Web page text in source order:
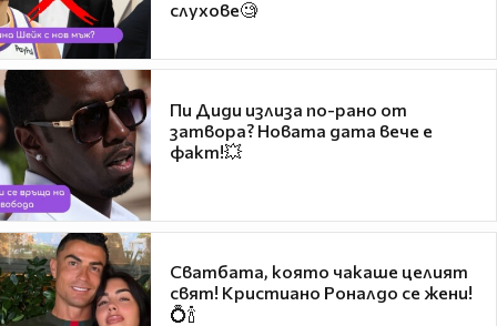
слухове🧐
Пи Диди излиза по-рано от
затвора? Новата дата вече е
факт!💥
Сватбата, която чакаше целият
свят! Кристиано Роналдо се жени!
💍🍾